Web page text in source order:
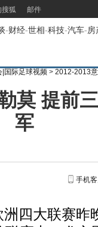
搜狐 邮件
-财经-世相-科技-汽车-房
|国际足球视频 > 2012-2013
莫 提前
军
手机
四大联赛昨